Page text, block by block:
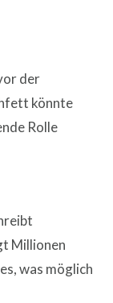
der
könnte
Rolle
Millionen
was möglich